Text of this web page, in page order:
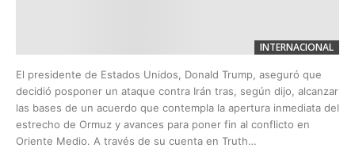
INTERNACIONAL
El presidente de Estados Unidos, Donald Trump, aseguró que
decidió posponer un ataque contra Irán tras, según dijo, alcanzar
las bases de un acuerdo que contempla la apertura inmediata del
estrecho de Ormuz y avances para poner fin al conflicto en
Oriente Medio. A través de su cuenta en Truth…